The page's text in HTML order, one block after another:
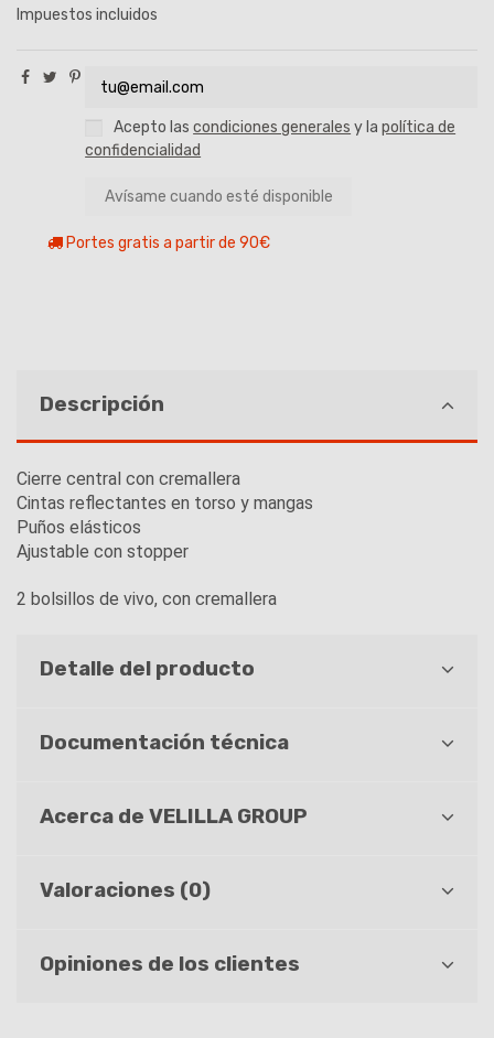
Impuestos incluidos
Acepto lascondiciones generales y lapolítica de
confidencialidad
Portes gratis a partir de 90€
Descripción
Cierre central con cremallera
Cintas reflectantes en torso y mangas
Puños elásticos
Ajustable con stopper
2 bolsillos de vivo, con cremallera
Detalle del producto
Documentación técnica
Acerca de VELILLA GROUP
Valoraciones (0)
Opiniones de los clientes